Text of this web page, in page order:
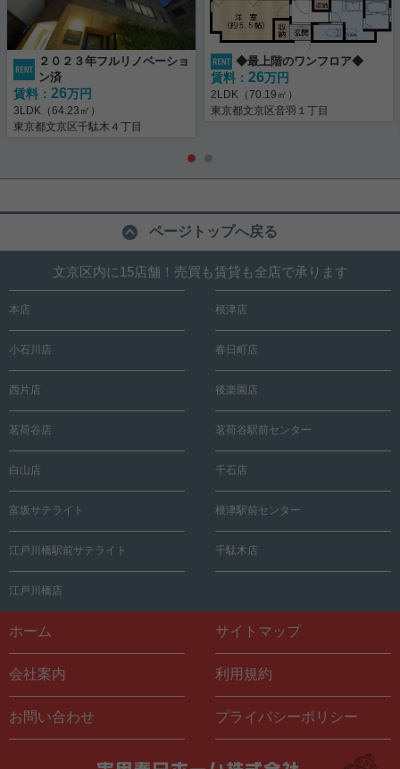
２０２３年フルリノベーショ
ン済
賃料： 26万円
3LDK（64.23㎡）
東京都文京区千駄木４丁目
◆最上階のワンフロア◆
賃料： 26万円
2LDK（70.19㎡）
東京都文京区音羽１丁目
ページトップへ戻る
文京区内に15店舗！売買も賃貸も全店で承ります
本店 根津店
小石川店 春日町店
西片店 後楽園店
茗荷谷店 茗荷谷駅前センター
白山店 千石店
富坂サテライト 根津駅前センター
江戸川橋駅前サテライト 千駄木店
江戸川橋店
ホーム サイトマップ
会社案内 利用規約
お問い合わせ プライバシーポリシー